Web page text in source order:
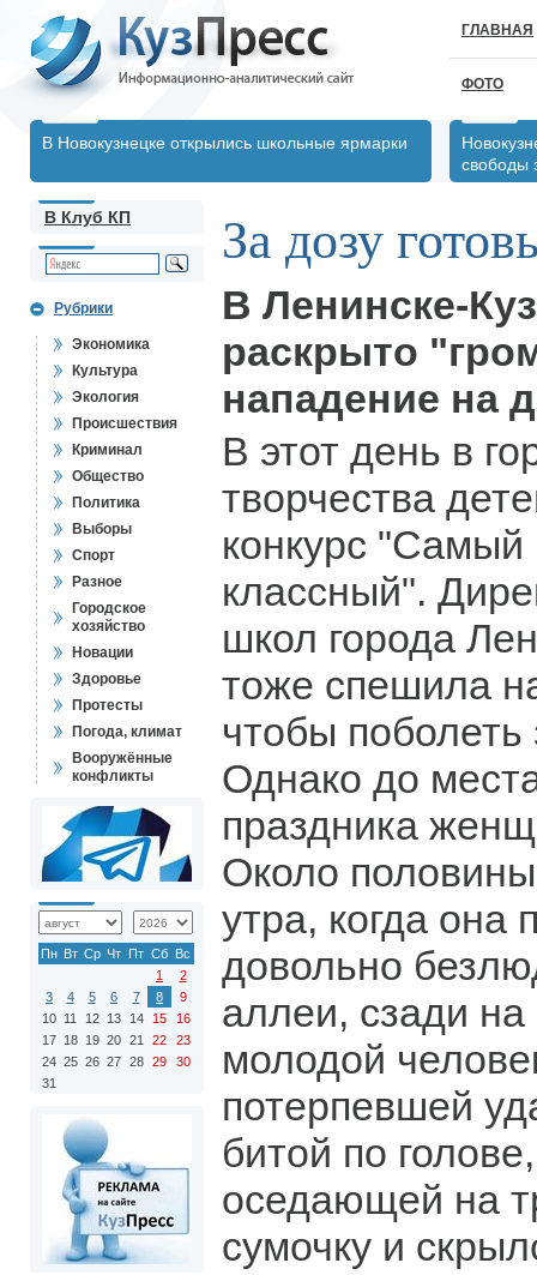
ГЛАВНАЯ
ФОТО
В Новокузнецке открылись школьные ярмарки
свободы
В Клуб КП
Рубрики
Экономика
Культура
Экология
Происшествия
Криминал
Общество
Политика
Выборы
Спорт
Разное
Городское
хозяйство
Новации
Здоровье
Протесты
Погода, климат
Вооружённые
конфликты
Пн Вт Ср Чт Пт Сб Вс
1
2
3
4 5 6 7 8
9
10 11 12 13 14 15
16
17 18 19 20 21 22
23
24 25 26 27 28 29
30
31
За дозу
В Ленинске-
раскрыто
нападение на
В этот день в
творчества
конкурс "Самый
классный".
школ города
тоже спешила
чтобы поболеть
Однако до
праздника
Около
утра, когда она
довольно
аллеи, сзади
молодой
потерпевшей
битой по
оседающей на
сумочку и